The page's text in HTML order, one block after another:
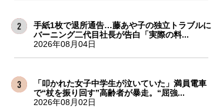
手紙1枚で退所通告…藤あや子の独立トラブルに
バーニング二代目社長が告白「実際の料...
2026年08月04日
「叩かれた女子中学生が泣いていた」満員電車
で“杖を振り回す”高齢者が暴走。“屈強...
2026年08月02日